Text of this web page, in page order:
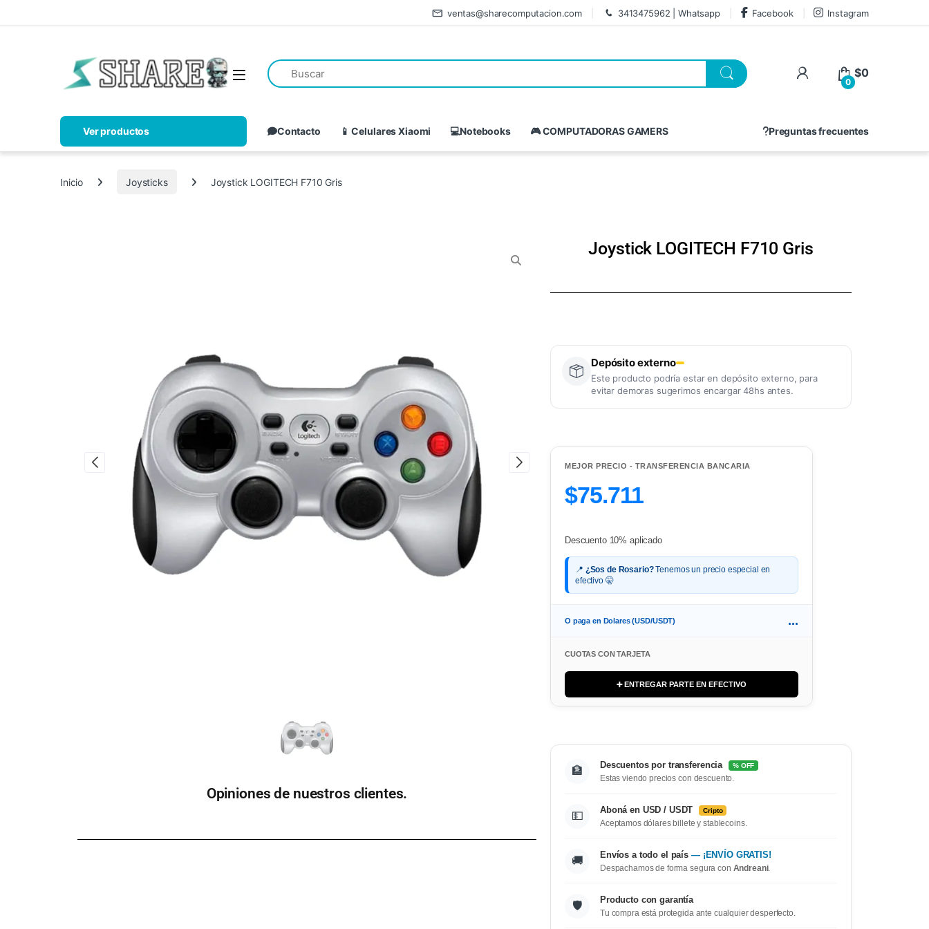
ventas@sharecomputacion.com 3413475962 | Whatsapp Facebook Instagram
0
$0
Ver productos Contacto Preguntas frecuentes
📱 Celulares Xiaomi 💻Notebooks 🎮 COMPUTADORAS GAMERS
Inicio Joysticks Joystick LOGITECH F710 Gris
Opiniones de nuestros clientes.
Joystick LOGITECH F710 Gris
Depósito externo
Este producto podría estar en depósito externo, para
evitar demoras sugerimos encargar 48hs antes.
MEJOR PRECIO - TRANSFERENCIA BANCARIA
$75.711
Descuento 10% aplicado
📍 ¿Sos de Rosario?Tenemos un precio especial en
efectivo 🤫
O paga en Dolares (USD/USDT) ...
CUOTAS CON TARJETA
➕ ENTREGAR PARTE EN EFECTIVO
🏦 Descuentos por transferencia % OFF
Estas viendo precios con descuento.
💵 Aboná en USD / USDT Cripto
Aceptamos dólares billete y stablecoins.
🚚 Envíos a todo el país — ¡ENVÍO GRATIS!
Despachamos de forma segura con Andreani.
🛡️ Producto con garantía
Tu compra está protegida ante cualquier desperfecto.